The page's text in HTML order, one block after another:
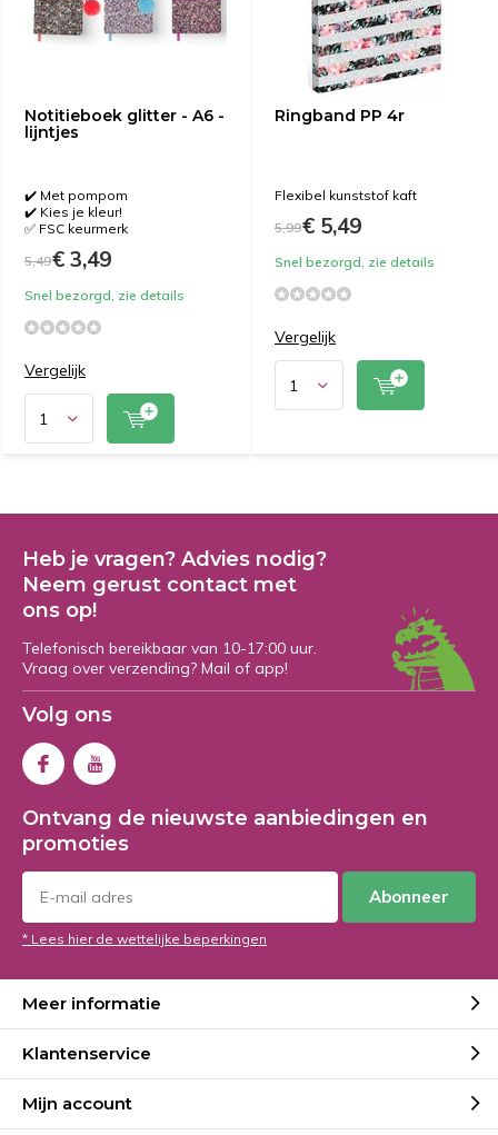
Notitieboek glitter - A6 -
lijntjes
✔️ Met pompom
✔️ Kies je kleur!
✅ FSC keurmerk
5,49€ 3,49
Snel bezorgd, zie details
Vergelijk
Ringband PP 4r
Flexibel kunststof kaft
5,99€ 5,49
Snel bezorgd, zie details
Vergelijk
Heb je vragen? Advies nodig?
Neem gerust contact met
ons op!
Telefonisch bereikbaar van 10-17:00 uur.
Vraag over verzending? Mail of app!
Volg ons
Ontvang de nieuwste aanbiedingen en
promoties
Abonneer
* Lees hier de wettelijke beperkingen
Meer informatie
Klantenservice
Mijn account